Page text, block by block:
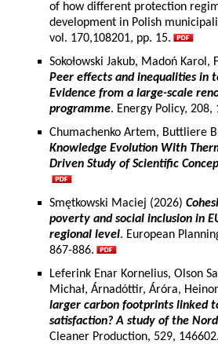
of how different protection
development in Polish
vol. 170,108201, pp. 15.
Sokołowski Jakub, Madoń Karol,
Peer effects and inequalities in
Evidence from a large-scale
programme. Energy Policy, 208,
Chumachenko Artem, Buttliere
Knowledge Evolution With
Driven Study of Scientific
Smętkowski Maciej (2026)
poverty and social inclusion in
regional level. European
867-886.
Leferink Enar Kornelius, Olson
Michał, Árnadóttir, Áróra,
larger carbon footprints linked
satisfaction? A study of the
Cleaner Production, 529, 146602.